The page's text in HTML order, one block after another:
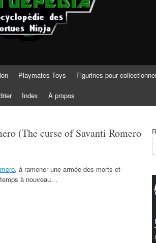
Playmates Toys Figurines pour
Index À propos
(The curse of Savanti Romero
, à ramener une armée des morts et
à nouveau…